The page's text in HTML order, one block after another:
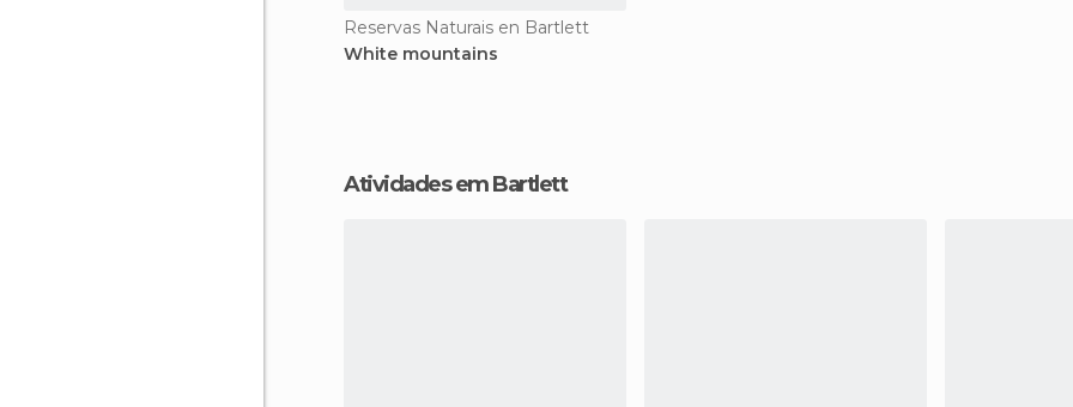
Reservas Naturais en Bartlett
White mountains
Atividades em Bartlett